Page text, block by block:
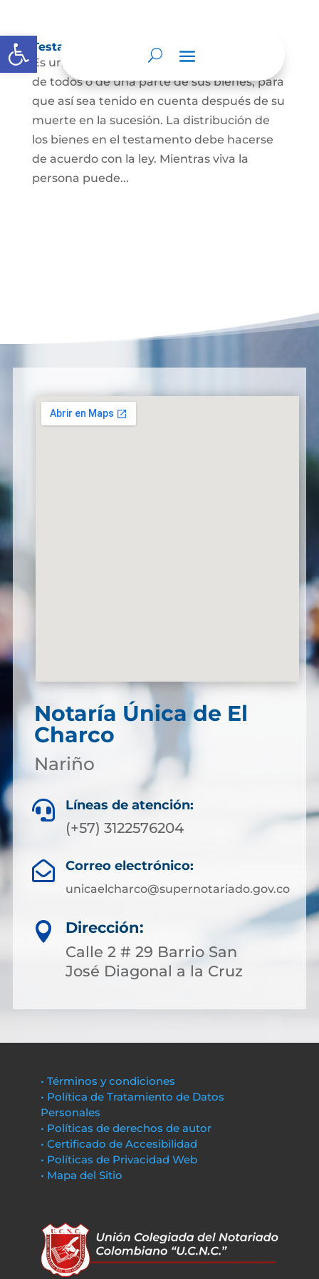
Abrir barra de herramientas
Testamento
Es un acto por el cual una persona dispone
de todos o de una parte de sus bienes, para
que así sea tenido en cuenta después de su
muerte en la sucesión. La distribución de
los bienes en el testamento debe hacerse
de acuerdo con la ley. Mientras viva la
persona puede...
Notaría Única de El
Charco
Nariño
 Líneas de atención:
(+57) 3122576204
 Correo electrónico:
unicaelcharco@supernotariado.gov.co

Dirección:
Calle 2 # 29 Barrio San
José Diagonal a la Cruz
• Términos y condiciones
• Política de Tratamiento de Datos
Personales
• Políticas de derechos de autor
• Certificado de Accesibilidad
• Políticas de Privacidad Web
• Mapa del Sitio